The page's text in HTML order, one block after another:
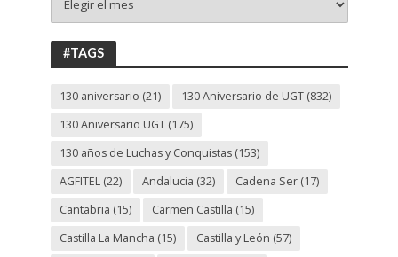
130
ANIVERSARIO
UGT
#TAGS
130 aniversario (21) 130 Aniversario de UGT(832)
130 Aniversario UGT(175)
130 años de Luchas y Conquistas(153)
AGFITEL(22) Andalucia (32) Cadena Ser(17)
Cantabria (15) Carmen Castilla (15)
Castilla La Mancha (15) Castilla y León (57)